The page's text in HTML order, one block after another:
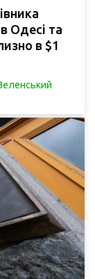
Одесі та
в $1